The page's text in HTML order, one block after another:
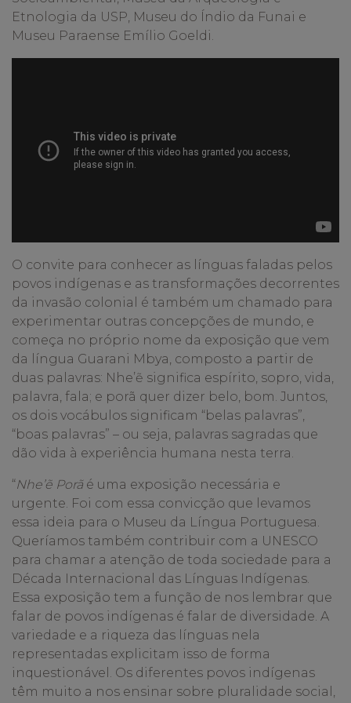
Etnologia da USP, Museu do Índio da Funai e
Museu Paraense Emílio Goeldi.
O convite para conhecer as línguas faladas pelos
povos indígenas e as transformações decorrentes
da invasão colonial é também um chamado para
experimentar outras concepções de mundo, e
começa no próprio nome da exposição que vem
da língua Guarani Mbya, composto a partir de
duas palavras: Nhe’ẽ significa espírito, sopro, vida,
palavra, fala; e porã quer dizer belo, bom. Juntos,
os dois vocábulos significam “belas palavras”,
“boas palavras” – ou seja, palavras sagradas que
dão vida à experiência humana nesta terra.
“Nhe’ẽ Porã é uma exposição necessária e
urgente. Foi com essa convicção que levamos
essa ideia para o Museu da Língua Portuguesa.
Queríamos também contribuir com a UNESCO
para chamar a atenção de toda sociedade para a
Década Internacional das Línguas Indígenas.
Essa exposição tem a função de nos lembrar que
falar de povos indígenas é falar de diversidade. A
variedade e a riqueza das línguas nela
representadas explicitam isso de forma
inquestionável. Os diferentes povos indígenas
têm muito a nos ensinar sobre pluralidade social,